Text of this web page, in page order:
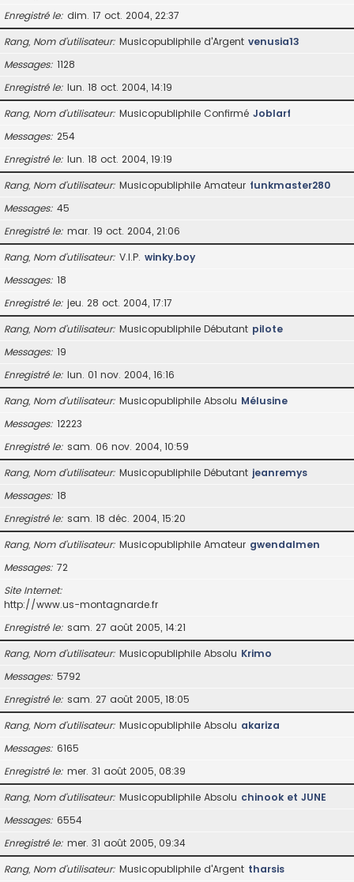
Enregistré le dim. 17 oct. 2004, 22:37
Rang, Nom d’utilisateur Musicopubliphile d'Argent venusia13
Messages 1128
Enregistré le lun. 18 oct. 2004, 14:19
Rang, Nom d’utilisateur Musicopubliphile Confirmé Joblarf
Messages 254
Enregistré le lun. 18 oct. 2004, 19:19
Rang, Nom d’utilisateur Musicopubliphile Amateur funkmaster280
Messages 45
Enregistré le mar. 19 oct. 2004, 21:06
Rang, Nom d’utilisateur V.I.P. winky.boy
Messages 18
Enregistré le jeu. 28 oct. 2004, 17:17
Rang, Nom d’utilisateur Musicopubliphile Débutant pilote
Messages 19
Enregistré le lun. 01 nov. 2004, 16:16
Rang, Nom d’utilisateur Musicopubliphile Absolu Mélusine
Messages 12223
Enregistré le sam. 06 nov. 2004, 10:59
Rang, Nom d’utilisateur Musicopubliphile Débutant jeanremys
Messages 18
Enregistré le sam. 18 déc. 2004, 15:20
Rang, Nom d’utilisateur Musicopubliphile Amateur gwendalmen
Messages 72
Site Internet
http://www.us-montagnarde.fr
Enregistré le sam. 27 août 2005, 14:21
Rang, Nom d’utilisateur Musicopubliphile Absolu Krimo
Messages 5792
Enregistré le sam. 27 août 2005, 18:05
Rang, Nom d’utilisateur Musicopubliphile Absolu akariza
Messages 6165
Enregistré le mer. 31 août 2005, 08:39
Rang, Nom d’utilisateur Musicopubliphile Absolu chinook et JUNE
Messages 6554
Enregistré le mer. 31 août 2005, 09:34
Rang, Nom d’utilisateur Musicopubliphile d'Argent tharsis